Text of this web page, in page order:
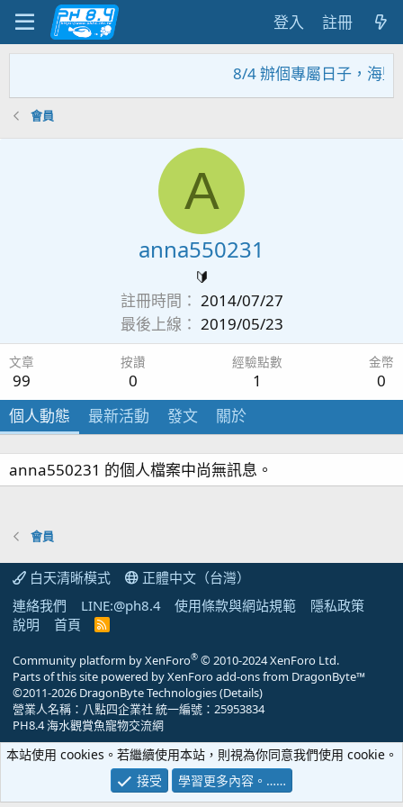
登入 註冊
8/4 辦個專屬日子，海
會員
A
anna550231
🔰
註冊時間
2014/07/27
最後上線
2019/05/23
文章
99
按讚
0
經驗點數
1
金幣
0
個人動態
最新活動 發文 關於
anna550231 的個人檔案中尚無訊息。
會員
白天清晰模式
正體中文（台灣）
連絡我們
LINE:@ph8.4 使用條款與網站規範
隱私政策
說明
首頁
R
Community platform by XenForo® © 2010-2024 XenForo Ltd.
Parts of this site powered byXenForo add-ons from DragonByte™
©2011-2026 DragonByte Technologies(Details)
營業人名稱：八點四企業社 統一編號：25953834
PH8.4 海水觀賞魚寵物交流網
本站使用 cookies。若繼續使用本站，則視為你同意我們使用 cookie。
接受
學習更多內容。……